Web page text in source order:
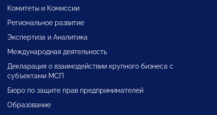
Комитеты и Комиссии
Региональное развитие
Экспертиза и Аналитика
Международная деятельность
Декларация о взаимодействии крупного бизнеса с
субъектами МСП
Бюро по защите прав предпринимателей
Образование